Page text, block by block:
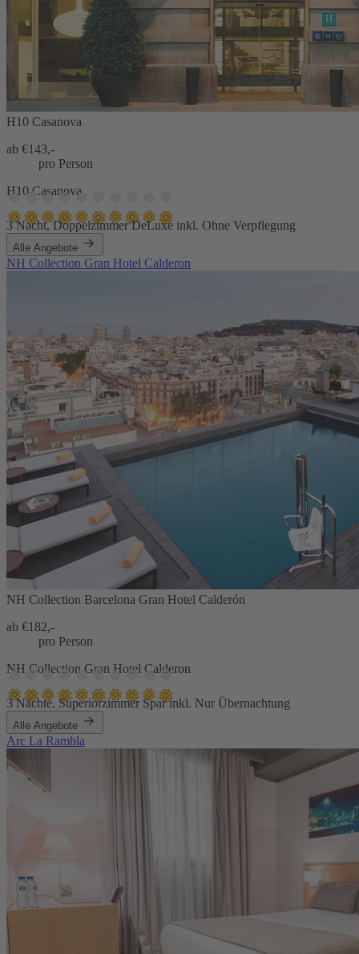
H10 Casanova
ab €143,-
pro Person
H10 Casanova
3 Nacht, Doppelzimmer DeLuxe inkl. Ohne Verpflegung
Alle Angebote
NH Collection Gran Hotel Calderon
NH Collection Barcelona Gran Hotel Calderón
ab €182,-
pro Person
NH Collection Gran Hotel Calderon
3 Nächte, Superiorzimmer Spar inkl. Nur Übernachtung
Alle Angebote
Arc La Rambla